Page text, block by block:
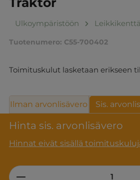
Ulkoympäristöön Leikkikenttä
Tuotenumero: C55-700402
Toimituskulut lasketaan erikseen
Hinta sis. arvonlisävero
Hinnat eivät sisällä
Ilman arvonlisävero Sis.
Product Quantity: